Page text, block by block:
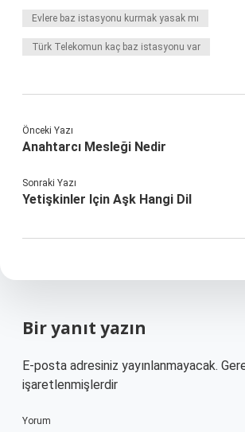
Evlere baz istasyonu kurmak yasak mı
Türk Telekomun kaç baz istasyonu var
Önceki Yazı
Anahtarcı Mesleği Nedir
Sonraki Yazı
Yetişkinler Için Aşk Hangi Dil
Bir yanıt yazın
E-posta adresiniz yayınlanmayacak.
işaretlenmişlerdir
Yorum